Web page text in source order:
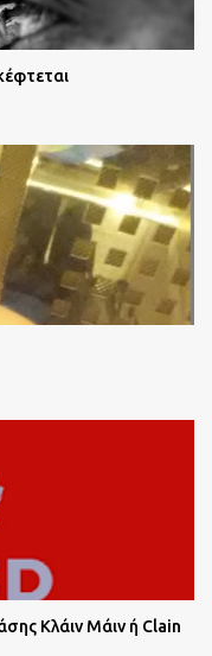
Κλάιν Μάιν ή Clain